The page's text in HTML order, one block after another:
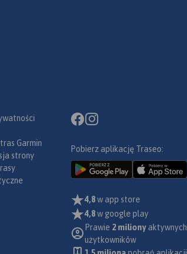
Garmin
strony
Pobierz aplikację Traseo:
4,8w app store
4,8w google play
Prawie 2 miliony aktywnych
użytkowników